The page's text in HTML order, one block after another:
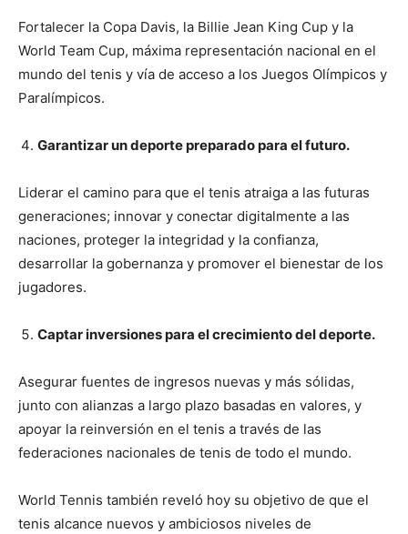
Fortalecer la Copa Davis, la Billie Jean King Cup y la
World Team Cup, máxima representación nacional en el
mundo del tenis y vía de acceso a los Juegos Olímpicos y
Paralímpicos.
Garantizar un deporte preparado para el futuro.
Liderar el camino para que el tenis atraiga a las futuras
generaciones; innovar y conectar digitalmente a las
naciones, proteger la integridad y la confianza,
desarrollar la gobernanza y promover el bienestar de los
jugadores.
Captar inversiones para el crecimiento del deporte.
Asegurar fuentes de ingresos nuevas y más sólidas,
junto con alianzas a largo plazo basadas en valores, y
apoyar la reinversión en el tenis a través de las
federaciones nacionales de tenis de todo el mundo.
World Tennis también reveló hoy su objetivo de que el
tenis alcance nuevos y ambiciosos niveles de